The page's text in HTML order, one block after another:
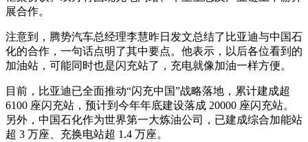
展合作。
注意到，腾势汽车总经理李慧昨日发文总结了比亚迪与中国石
化的合作，一句话点明了其中要点。他表示，以后各位看到的
加油站，可能同时也是闪充站了，充电就像加油一样方便。
目前，比亚迪已全面推动“闪充中国”战略落地，累计建成超
6100 座闪充站，预计到今年年底建设落成 20000 座闪充站。
另外，中国石化作为世界第一大炼油公司，已建成综合加能站
超 3 万座、充换电站超 1.4 万座。